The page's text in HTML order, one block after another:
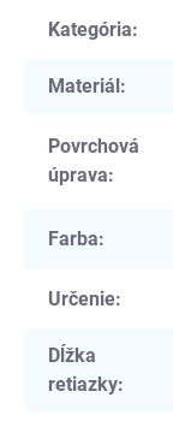
Kategória:
Materiál:
Povrchová
úprava:
Farba:
Určenie:
Dĺžka
retiazky: